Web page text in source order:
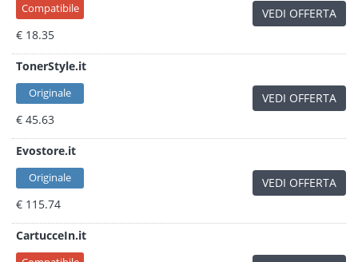
Compatibile
€ 18.35
VEDI OFFERTA
TonerStyle.it
Originale
€ 45.63
VEDI OFFERTA
Evostore.it
Originale
€ 115.74
VEDI OFFERTA
CartucceIn.it